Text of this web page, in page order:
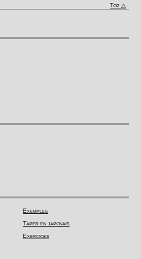
Top △
Exemples
Taper en japonais
Exercices